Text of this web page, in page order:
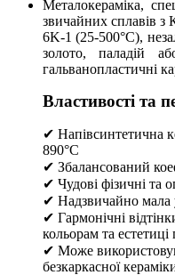
Металокераміка,
звичайних сплавів з
6K-1 (25-500°C),
золото, паладій
гальванопластичні
Властивості та
✔ Напівсинтетична
890°C
✔ Збалансований
✔ Чудові фізичні та
✔ Надзвичайно мала
✔ Гармонічні
кольорам та
✔ Може
безкаркасної